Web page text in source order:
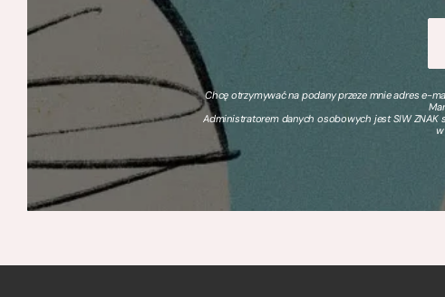
Chcę otrzymywać na podany przeze mnie adres e-
Administratorem danych osobowych jest SIW ZNAK